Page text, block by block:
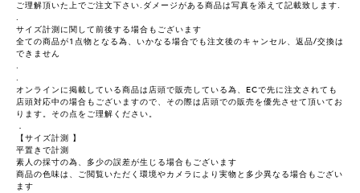
ご理解頂いた上でご注文下さい.ダメージがある商品は写真を添えて記載致します.
.
サイズ計測に関して前後する場合もございます
全ての商品が1点物となる為、いかなる場合でも注文後のキャンセル、返品/交換は
できません
.
.
オンラインに掲載している商品は店頭で販売している為、ECで先に注文されても
店頭対応中の場合もございますので、その際は店頭での販売を優先させて頂いてお
ります。その点をご理解ください。
．
【サイズ計測 】
平置きで計測
素人の採寸の為、多少の誤差が生じる場合もございます
商品の色味は、ご閲覧いただく環境やカメラにより実物と多少異なる場合もござい
ます